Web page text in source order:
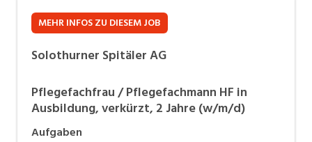
Körperpflege, Wellness
Marketing, Kommunikation, Medien, Druck
Mechanik, Elektronik, Optik (Fertigung)
Medizin, Gesundheitswesen, Pflege
Sicherheit, Rettung, Polizei, Zoll
MEHR INFOS ZU DIESEM JOB
Solothurner Spitäler AG
Pflegefachfrau / Pflegefachmann HF in
Ausbildung, verkürzt, 2 Jahre (w/m/d)
Aufgaben